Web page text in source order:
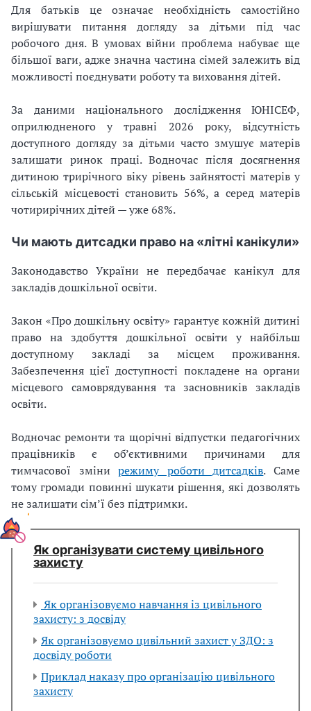
Для батьків це означає необхідність самостійно
вирішувати питання догляду за дітьми під час
робочого дня. В умовах війни проблема набуває ще
більшої ваги, адже значна частина сімей залежить від
можливості поєднувати роботу та виховання дітей.
За даними національного дослідження ЮНІСЕФ,
оприлюдненого у травні 2026 року, відсутність
доступного догляду за дітьми часто змушує матерів
залишати ринок праці. Водночас після досягнення
дитиною трирічного віку рівень зайнятості матерів у
сільській місцевості становить 56%, а серед матерів
чотирирічних дітей — уже 68%.
Чи мають дитсадки право на «літні канікули»
Законодавство України не передбачає канікул для
закладів дошкільної освіти.
Закон «Про дошкільну освіту» гарантує кожній дитині
право на здобуття дошкільної освіти у найбільш
доступному закладі за місцем проживання.
Забезпечення цієї доступності покладене на органи
місцевого самоврядування та засновників закладів
освіти.
Водночас ремонти та щорічні відпустки педагогічних
працівників є об’єктивними причинами для
тимчасової змінирежиму роботи дитсадків. Саме
тому громади повинні шукати рішення, які дозволять
не залишати сім’ї без підтримки.
Як організувати систему цивільного
захисту
Як організовуємо навчання із цивільного
захисту: з досвіду
Як організовуємо цивільний захист у ЗДО: з
досвіду роботи
Приклад наказу про організацію цивільного
захисту